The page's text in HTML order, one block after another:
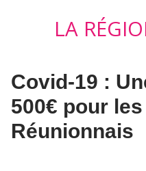
LA
Covid-19 :
500€ pour
Réunionnais